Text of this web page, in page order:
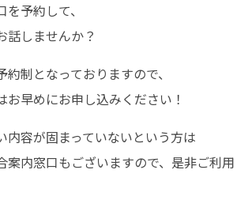
予約して、
話しませんか？
制となっておりますので、
お早めにお申し込みください！
内容が固まっていないという方は
案内窓口もございますので、是非ご利用